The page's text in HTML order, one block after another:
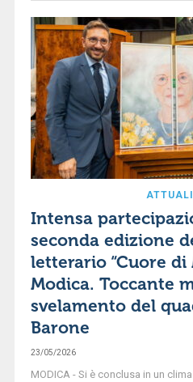
Intensa
seconda edizione
letterario “Cuore di
Modica. Toccante
svelamento del
Barone
23/05/2026
MODICA - Si è conclusa in un